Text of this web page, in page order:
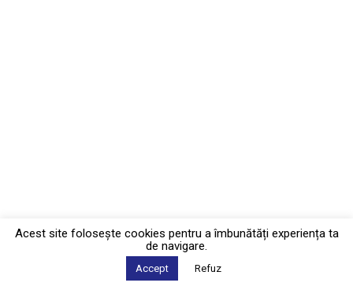
Acest site foloseşte cookies pentru a îmbunătăți experiența ta
de navigare.
Accept Refuz